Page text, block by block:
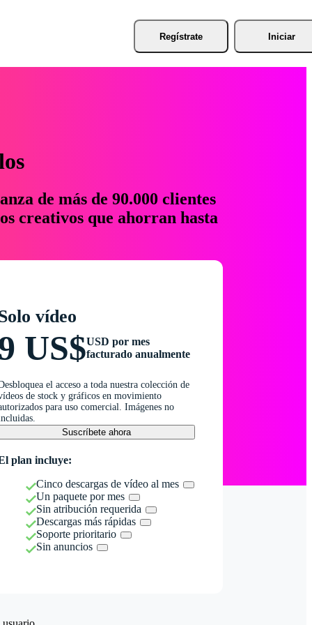
Regístrate Iniciar
de más de 90.000 clientes
creativos que ahorran hasta
vídeo
US$USD por mes
facturado anualmente
el acceso a toda nuestra colección de
de stock y gráficos en movimiento
para uso comercial. Imágenes no
Suscríbete ahora
plan incluye:
Cinco descargas de vídeo al mes
Un paquete por mes
Sin atribución requerida
Descargas más rápidas
Soporte prioritario
Sin anuncios